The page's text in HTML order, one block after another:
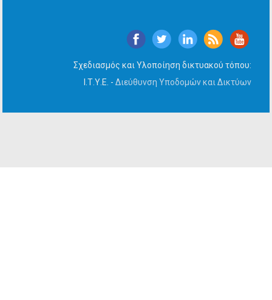
Σχεδιασμός και Υλοποίηση δικτυακού τόπου:
Ι.Τ.Υ.Ε. - Διεύθυνση Υποδομών και Δικτύων